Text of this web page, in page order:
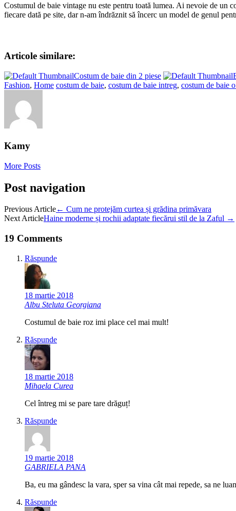
Costumul de baie vintage nu este pentru toată lumea. Ai nevoie de un
fiecare dată pe site, dar n-am îndrăznit să încerc un model de genul
Articole similare:
Costum de baie din 2 piese
Fashion, Home costum de baie, costum de baie intreg, costum de baie
Kamy
More Posts
Post navigation
Previous Article← Cum ne protejăm curtea și grădina primăvara
Next ArticleHaine moderne și rochii adaptate fiecărui stil de la Zaful →
19 Comments
Răspunde
18 martie 2018
Albu Steluta Georgiana
Costumul de baie roz imi place cel mai mult!
Răspunde
18 martie 2018
Mihaela Curea
Cel întreg mi se pare tare drăguț!
Răspunde
19 martie 2018
GABRIELA PANA
Ba, eu ma gândesc la vara, sper sa vina cât mai repede, sa ne
Răspunde